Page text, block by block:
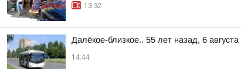
13:32
Далёкое-близкое.. 55 лет назад, 6
14:44